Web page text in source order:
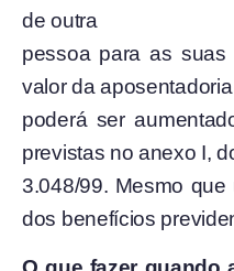
de outra
pessoa para as suas
valor da
poderá ser
previstas no anexo I,
3.048/99. Mesmo
dos benefícios